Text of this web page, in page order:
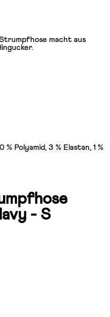
macht aus
% Polyamid, 3 % Elastan, 1 %
- S